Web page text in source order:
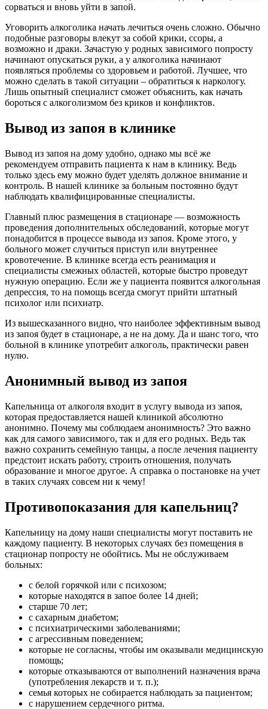
сорваться и вновь уйти в запой.
Уговорить алкоголика начать лечиться очень сложно. Обычно
подобные разговоры влекут за собой крики, ссоры, а
возможно и драки. Зачастую у родных зависимого попросту
начинают опускаться руки, а у алкоголика начинают
появляться проблемы со здоровьем и работой. Лучшее, что
можно сделать в такой ситуации – обратиться к наркологу.
Лишь опытный специалист сможет объяснить, как начать
бороться с алкоголизмом без криков и конфликтов.
Вывод из запоя в клинике
Вывод из запоя на дому удобно, однако мы всё же
рекомендуем отправить пациента к нам в клинику. Ведь
только здесь ему можно будет уделять должное внимание и
контроль. В нашей клинике за больным постоянно будут
наблюдать квалифицированные специалисты.
Главный плюс размещения в стационаре — возможность
проведения дополнительных обследований, которые могут
понадобится в процессе вывода из запоя. Кроме этого, у
больного может случиться приступ или внутреннее
кровотечение. В клинике всегда есть реанимация и
специалисты смежных областей, которые быстро проведут
нужную операцию. Если же у пациента появится алкогольная
депрессия, то на помощь всегда смогут прийти штатный
психолог или психиатр.
Из вышесказанного видно, что наиболее эффективным вывод
из запоя будет в стационаре, а не на дому. Да и шанс того, что
больной в клинике употребит алкоголь, практически равен
нулю.
Анонимный вывод из запоя
Капельница от алкоголя входит в услугу вывода из запоя,
которая предоставляется нашей клиникой абсолютно
анонимно. Почему мы соблюдаем анонимность? Это важно
как для самого зависимого, так и для его родных. Ведь так
важно сохранить семейную танцы, а после лечения пациенту
предстоит искать работу, строить отношения, получать
образование и многое другое. А справка о постановке на учет
в таких случаях совсем ни к чему!
Противопоказания для капельниц?
Капельницу на дому наши специалисты могут поставить не
каждому пациенту. В некоторых случаях без помещения в
стационар попросту не обойтись. Мы не обслуживаем
больных:
с белой горячкой или с психозом;
которые находятся в запое более 14 дней;
старше 70 лет;
с сахарным диабетом;
с психиатрическими заболеваниями;
с агрессивным поведением;
которые не согласны, чтобы им оказывали медицинскую
помощь;
которые отказываются от выполнений назначения врача
(употребления лекарств и т. п.);
семья которых не собирается наблюдать за пациентом;
с нарушением сердечного ритма.